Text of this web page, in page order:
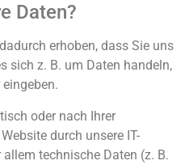
Daten?
erhoben, dass Sie uns
sich z. B. um Daten handeln,
oder nach Ihrer
durch unsere IT-
technische Daten (z. B.